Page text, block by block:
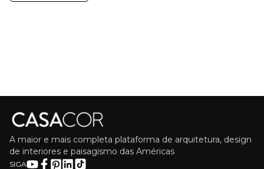
A maior e mais completa plataforma de arquitetura, design
de interiores e paisagismo das Américas
SIGA